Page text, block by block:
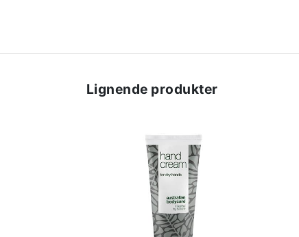
Lignende produkter